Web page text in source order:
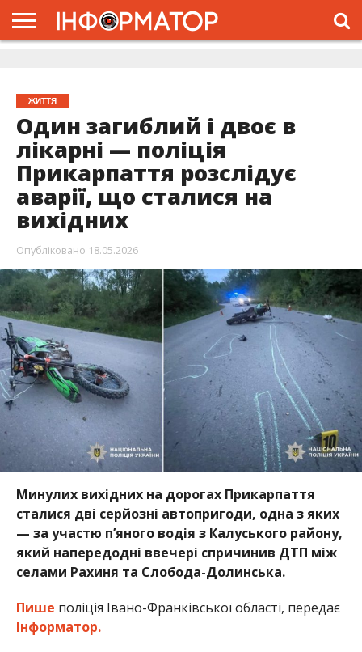
ЖИТТЯ
Один загиблий і двоє в
лікарні — поліція
Прикарпаття розслідує
аварії, що сталися на
вихідних
Опубліковано 18.05.2026
Минулих вихідних на дорогах Прикарпаття
сталися дві серйозні автопригоди, одна з яких
— за участю п’яного водія з Калуського району,
який напередодні ввечері спричинив ДТП між
селами Рахиня та Слобода-Долинська.
Пише поліція Івано-Франківської області, передає
Інформатор.